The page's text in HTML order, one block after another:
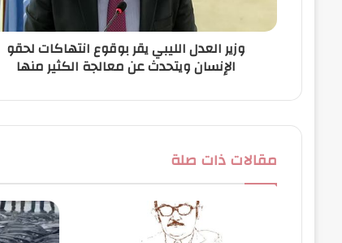
وزير العدل الليبي يقر بوقوع انتهاكات لحقو
الإنسان ويتحدث عن معالجة الكثير منها
مقالات ذات صلة